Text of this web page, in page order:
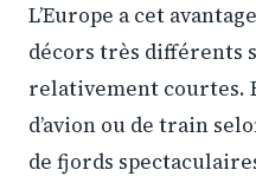
L’Europe a cet
décors très différents
relativement courtes.
d’avion ou de train
de fjords